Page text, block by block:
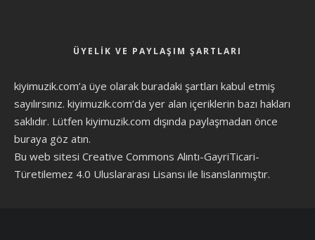
ÜYELIK VE PAYLAŞIM ŞARTLARI
kiyimuzik.com’a üye olarak buradaki şartları kabul etmiş
sayılırsınız. kiyimuzik.com’da yer alan içeriklerin bazı hakları
saklıdır. Lütfen kiyimuzik.com dışında paylaşmadan önce
buraya göz atın.
Bu web sitesi Creative Commons Alıntı-GayriTicari-
Türetilemez 4.0 Uluslararası Lisansı ile lisanslanmıştır.